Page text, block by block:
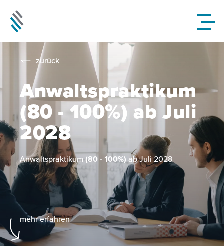
zurück
Anwaltspraktikum
(80 - 100%) ab Juli
2028
Anwaltspraktikum(80 - 100%)ab Juli 2028
mehr erfahren